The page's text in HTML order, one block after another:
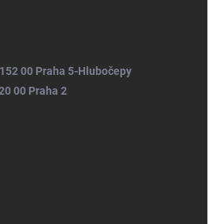
00 Praha 5-Hlubočepy
00 Praha 2